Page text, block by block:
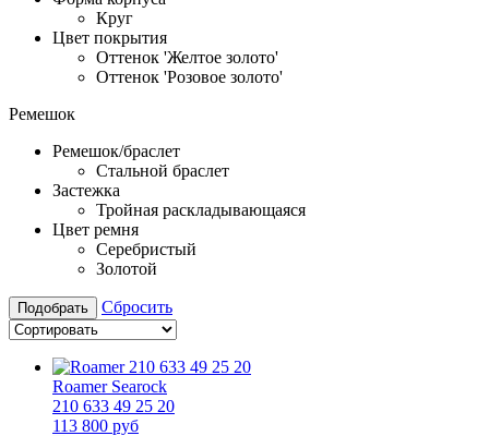
Круг
Цвет покрытия
Оттенок 'Желтое золото'
Оттенок 'Розовое золото'
Ремешок
Ремешок/браслет
Стальной браслет
Застежка
Тройная раскладывающаяся
Цвет ремня
Серебристый
Золотой
Подобрать Сбросить
Roamer Searock
210 633 49 25 20
113 800 руб